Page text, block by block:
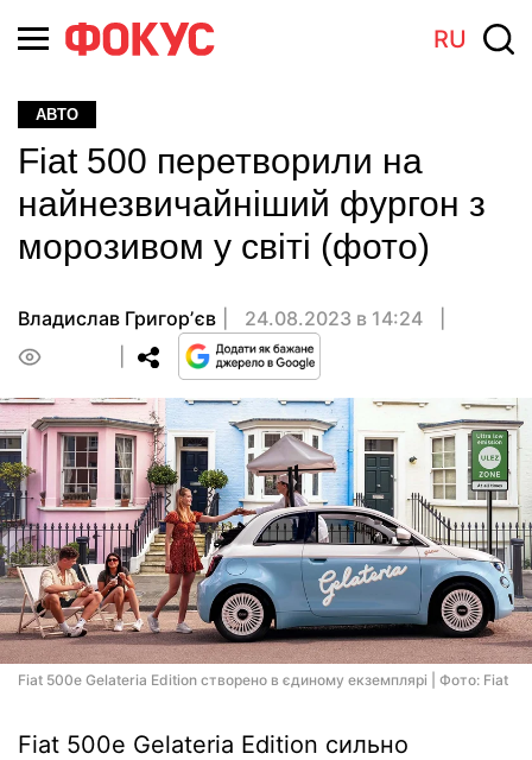
RU
АВТО
Fiat 500 перетворили на
найнезвичайніший фургон з
морозивом у світі (фото)
Владислав Григорʼєв
24.08.2023 в 14:24
Fiat 500e Gelateria Edition створено в єдиному екземплярі | Фото: Fiat
Fiat 500e Gelateria Edition сильно